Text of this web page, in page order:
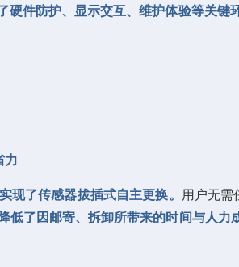
硬件防护、显示交互、维护体验等关
力
现了传感器拔插式自主更换。
用户无需
低了因邮寄、拆卸所带来的时间与人力